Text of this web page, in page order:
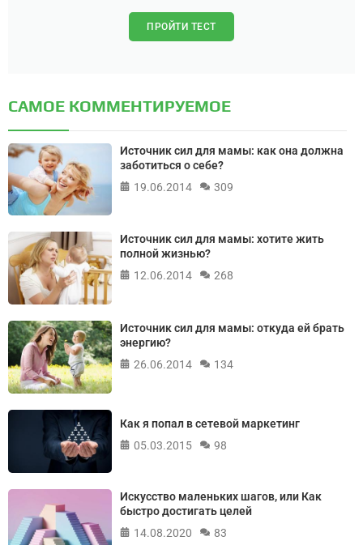
ПРОЙТИ ТЕСТ
САМОЕ КОММЕНТИРУЕМОЕ
Источник сил для мамы: как она должна
заботиться о себе?
19.06.2014
309
Источник сил для мамы: хотите жить
полной жизнью?
12.06.2014
268
Источник сил для мамы: откуда ей брать
энергию?
26.06.2014
134
Как я попал в сетевой маркетинг
05.03.2015
98
Искусство маленьких шагов, или Как
быстро достигать целей
14.08.2020
83